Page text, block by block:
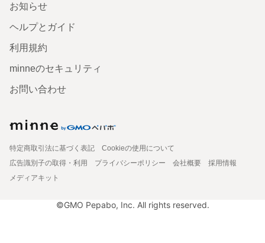
お知らせ
ヘルプとガイド
利用規約
minneのセキュリティ
お問い合わせ
特定商取引法に基づく表記
Cookieの使用について
広告識別子の取得・利用
プライバシーポリシー 会社概要
採用情報
メディアキット
©GMO Pepabo, Inc. All rights reserved.